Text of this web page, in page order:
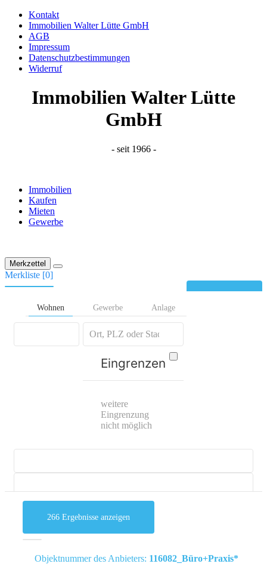
Kontakt
Immobilien Walter Lütte GmbH
AGB
Impressum
Datenschutzbestimmungen
Widerruf
Immobilien Walter Lütte
GmbH
- seit 1966 -
Immobilien
Kaufen
Mieten
Gewerbe
Merkzettel
Merkliste [0]
Wohnen
Gewerbe Anlage
Eingrenzen
weitere
Eingrenzung
nicht möglich
mehr Suchoptionen
266 Ergebnisse anzeigen
Objektnummer des Anbieters: 116082_Büro+Praxis*